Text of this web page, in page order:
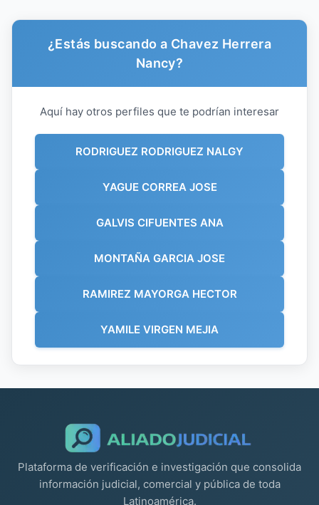
¿Estás buscando a Chavez Herrera
Nancy?
Aquí hay otros perfiles que te podrían interesar
RODRIGUEZ RODRIGUEZ NALGY
YAGUE CORREA JOSE
GALVIS CIFUENTES ANA
MONTAÑA GARCIA JOSE
RAMIREZ MAYORGA HECTOR
YAMILE VIRGEN MEJIA
Plataforma de verificación e investigación que consolida
información judicial, comercial y pública de toda
Latinoamérica.